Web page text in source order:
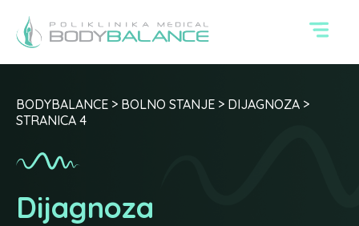
Dijagnoza
BODYBALANCE > BOLNO STANJE > DIJAGNOZA >
STRANICA 4